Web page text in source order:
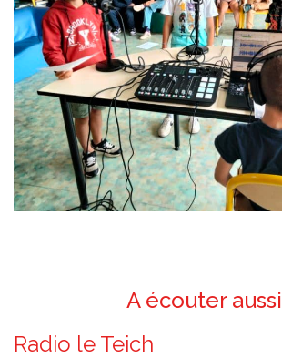
A écouter aussi
Radio le Teich